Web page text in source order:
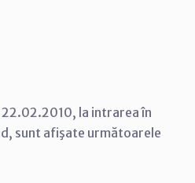
la intrarea în
sunt afişate următoarele